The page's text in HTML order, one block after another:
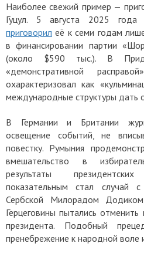
Наиболее свежий пример —
Гуцул. 5 августа 2025
приговорил её к семи годам
в финансировании партии
(около $590 тыс.). В
«демонстративной
охарактеризовал как
международные структуры дать
В Германии и Британии
освещение событий, не
повестку. Румыния
вмешательство в
результаты
показательным стал случай
Сербской Милорадом
Герцеговины пытались
президента. Подобный
пренебрежение к народной воле